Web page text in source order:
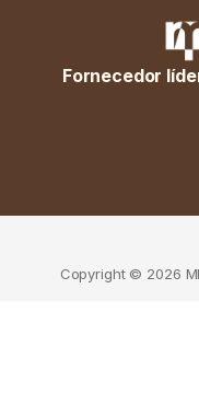
Fornecedor
Copyright © 2026